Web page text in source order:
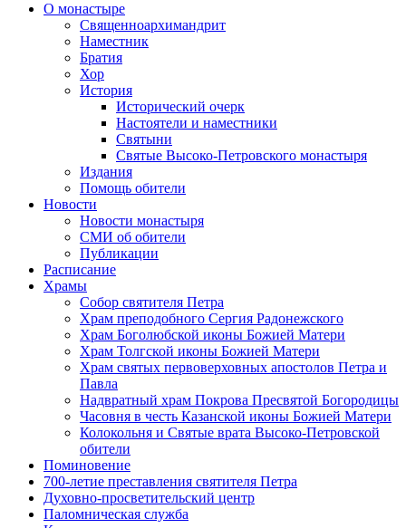
О монастыре
Священноархимандрит
Наместник
Братия
Хор
История
Исторический очерк
Настоятели и наместники
Святыни
Святые Высоко-Петровского монастыря
Издания
Помощь обители
Новости
Новости монастыря
СМИ об обители
Публикации
Расписание
Храмы
Собор святителя Петра
Храм преподобного Сергия Радонежского
Храм Боголюбской иконы Божией Матери
Храм Толгской иконы Божией Матери
Храм святых первоверховных апостолов Петра и
Павла
Надвратный храм Покрова Пресвятой Богородицы
Часовня в честь Казанской иконы Божией Матери
Колокольня и Святые врата Высоко-Петровской
обители
Поминовение
700-летие преставления святителя Петра
Духовно-просветительский центр
Паломническая служба